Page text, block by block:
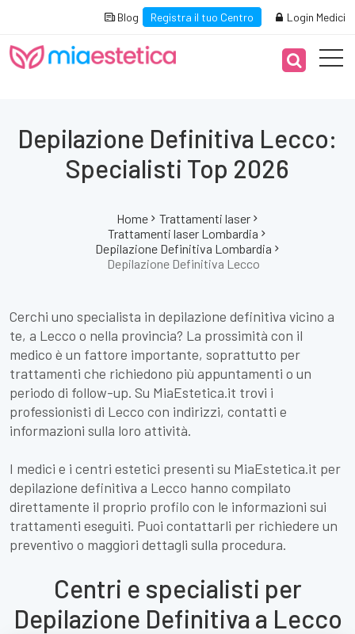
Blog Registra il tuo Centro Login Medici
Depilazione Definitiva Lecco:
Specialisti Top 2026
Home
Trattamenti laser
Trattamenti laser Lombardia
Depilazione Definitiva Lombardia
Depilazione Definitiva Lecco
Cerchi uno specialista in depilazione definitiva vicino a
te, a Lecco o nella provincia? La prossimità con il
medico è un fattore importante, soprattutto per
trattamenti che richiedono più appuntamenti o un
periodo di follow-up. Su MiaEstetica.it trovi i
professionisti di Lecco con indirizzi, contatti e
informazioni sulla loro attività.
I medici e i centri estetici presenti su MiaEstetica.it per
depilazione definitiva a Lecco hanno compilato
direttamente il proprio profilo con le informazioni sui
trattamenti eseguiti. Puoi contattarli per richiedere un
preventivo o maggiori dettagli sulla procedura.
Centri e specialisti per
Depilazione Definitiva a Lecco